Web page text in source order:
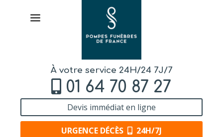
À votre service 24H/24 7J/7
01 64 70 87 27
Devis immédiat en ligne
URGENCE DÉCÈS 24H/7J